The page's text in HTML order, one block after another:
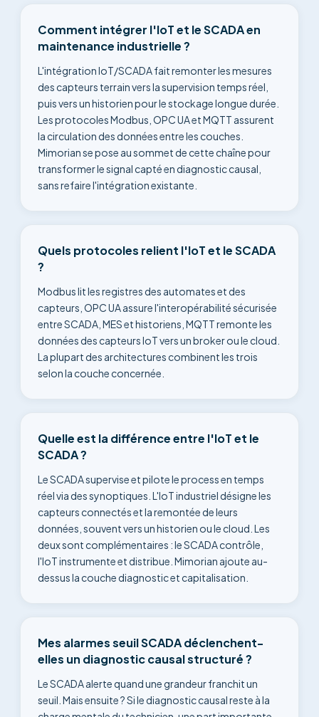
Comment intégrer l'IoT et le SCADA en
maintenance industrielle ?
L'intégration IoT/SCADA fait remonter les mesures
des capteurs terrain vers la supervision temps réel,
puis vers un historien pour le stockage longue durée.
Les protocoles Modbus, OPC UA et MQTT assurent
la circulation des données entre les couches.
Mimorian se pose au sommet de cette chaîne pour
transformer le signal capté en diagnostic causal,
sans refaire l'intégration existante.
Quels protocoles relient l'IoT et le SCADA
?
Modbus lit les registres des automates et des
capteurs, OPC UA assure l'interopérabilité sécurisée
entre SCADA, MES et historiens, MQTT remonte les
données des capteurs IoT vers un broker ou le cloud.
La plupart des architectures combinent les trois
selon la couche concernée.
Quelle est la différence entre l'IoT et le
SCADA ?
Le SCADA supervise et pilote le process en temps
réel via des synoptiques. L'IoT industriel désigne les
capteurs connectés et la remontée de leurs
données, souvent vers un historien ou le cloud. Les
deux sont complémentaires : le SCADA contrôle,
l'IoT instrumente et distribue. Mimorian ajoute au-
dessus la couche diagnostic et capitalisation.
Mes alarmes seuil SCADA déclenchent-
elles un diagnostic causal structuré ?
Le SCADA alerte quand une grandeur franchit un
seuil. Mais ensuite ? Si le diagnostic causal reste à la